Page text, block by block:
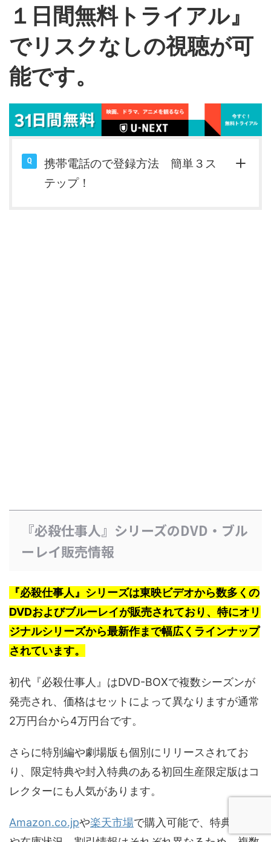
１日間無料トライアル』
でリスクなしの視聴が可
能です。
携帯電話ので登録方法 簡単３ス
テップ！
『必殺仕事人』シリーズのDVD・ブル
ーレイ販売情報
『必殺仕事人』シリーズは東映ビデオから数多くの
DVDおよびブルーレイが販売されており、特にオリ
ジナルシリーズから最新作まで幅広くラインナップ
されています。
初代『必殺仕事人』はDVD-BOXで複数シーズンが
発売され、価格はセットによって異なりますが通常
2万円台から4万円台です。
さらに特別編や劇場版も個別にリリースされてお
り、限定特典や封入特典のある初回生産限定版はコ
レクターにも人気があります。
Amazon.co.jpや楽天市場で購入可能で、特典内容